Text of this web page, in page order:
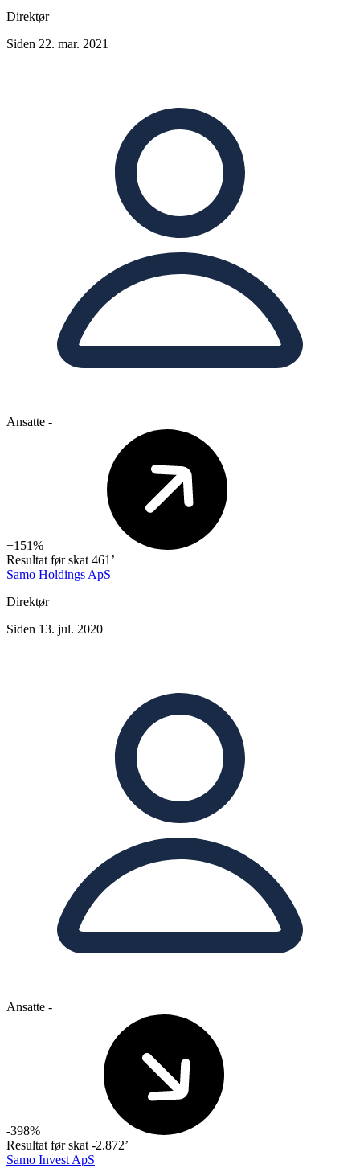
Direktør
Siden 22. mar. 2021
Ansatte -
+151%
Resultat før skat 461’
Samo Holdings ApS
Direktør
Siden 13. jul. 2020
Ansatte -
-398%
Resultat før skat -2.872’
Samo Invest ApS